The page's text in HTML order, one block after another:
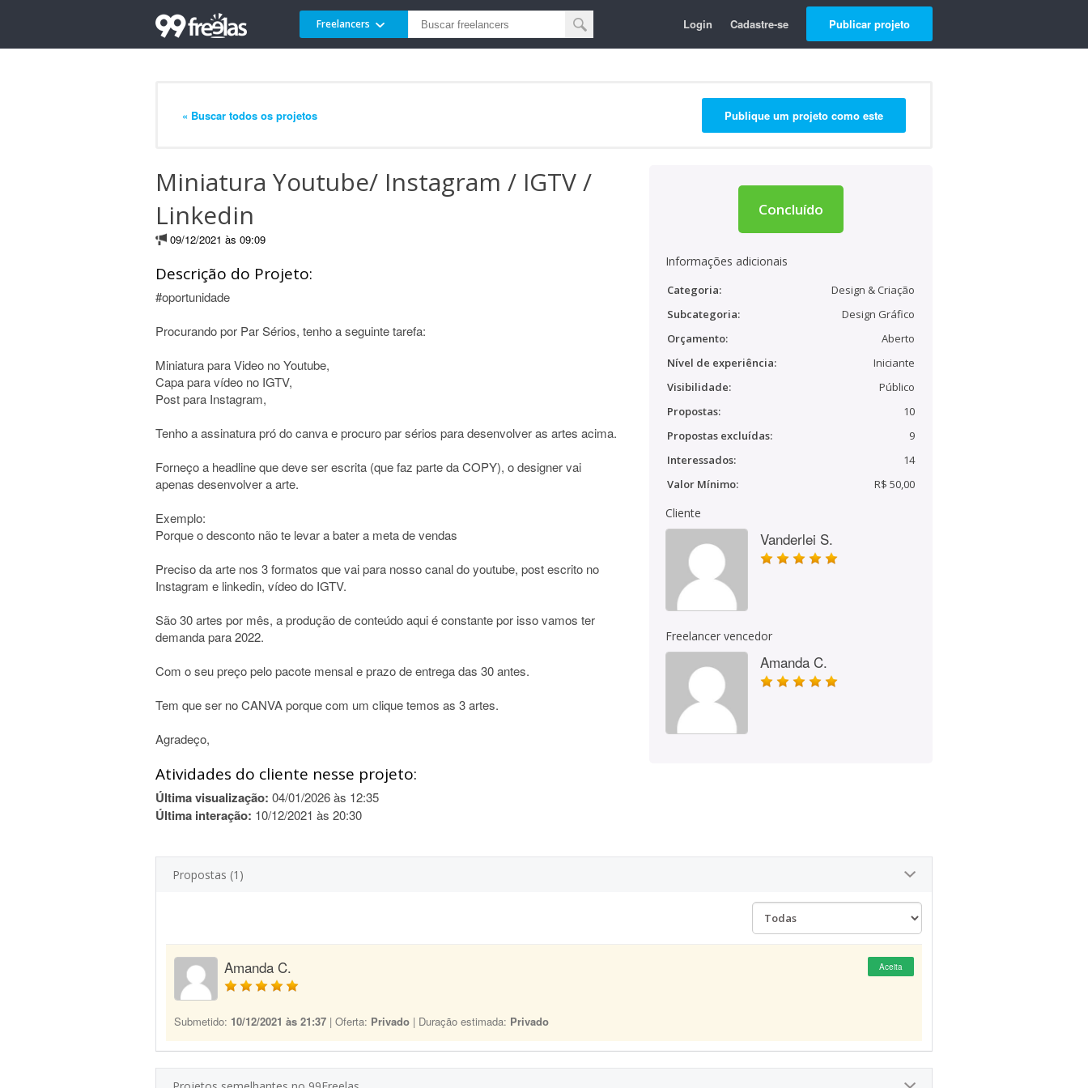
Freelancers Login Cadastre-se Publicar projeto
« Buscar todos os projetos Publique um projeto como este
Miniatura Youtube/ Instagram / IGTV /
Linkedin
09/12/2021 às 09:09
Descrição do Projeto:
#oportunidade
Procurando por Par Sérios, tenho a seguinte tarefa:
Miniatura para Video no Youtube,
Capa para vídeo no IGTV,
Post para Instagram,
Tenho a assinatura pró do canva e procuro par sérios para desenvolver as artes acima.
Forneço a headline que deve ser escrita (que faz parte da COPY), o designer vai
apenas desenvolver a arte.
Exemplo:
Porque o desconto não te levar a bater a meta de vendas
Preciso da arte nos 3 formatos que vai para nosso canal do youtube, post escrito no
Instagram e linkedin, vídeo do IGTV.
São 30 artes por mês, a produção de conteúdo aqui é constante por isso vamos ter
demanda para 2022.
Com o seu preço pelo pacote mensal e prazo de entrega das 30 antes.
Tem que ser no CANVA porque com um clique temos as 3 artes.
Agradeço,
Atividades do cliente nesse projeto:
Última visualização: 04/01/2026 às 12:35
Última interação: 10/12/2021 às 20:30
Concluído
Informações adicionais
Categoria:
Design & Criação
Subcategoria:
Design Gráfico
Orçamento:
Aberto
Nível de experiência:
Iniciante
Visibilidade:
Público
Propostas:
10
Propostas excluídas:
9
Interessados:
14
Valor Mínimo:
R$ 50,00
Cliente
Vanderlei S.
Freelancer vencedor
Amanda C.
Propostas (1)
Amanda C. Aceita
Submetido: 10/12/2021 às 21:37 | Oferta: Privado | Duração estimada: Privado